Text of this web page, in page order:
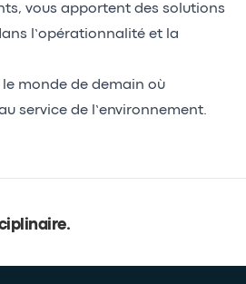
vous apportent des solutions
l’opérationnalité et la
le monde de demain où
service de l’environnement.
.